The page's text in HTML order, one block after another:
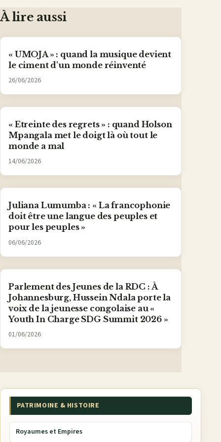
À lire aussi
« UMOJA » : quand la musique devient
le ciment d'un monde réinventé
26/06/2026
« Etreinte des regrets » : quand Holson
Mpangala met le doigt là où tout le
monde a mal
14/06/2026
Juliana Lumumba : « La francophonie
doit être une langue des peuples et
pour les peuples »
06/06/2026
Parlement des Jeunes de la RDC : À
Johannesburg, Hussein Ndala porte la
voix de la jeunesse congolaise au «
Youth In Charge SDG Summit 2026 »
01/06/2026
PATRIMOINE & HISTOIRE
Royaumes et Empires